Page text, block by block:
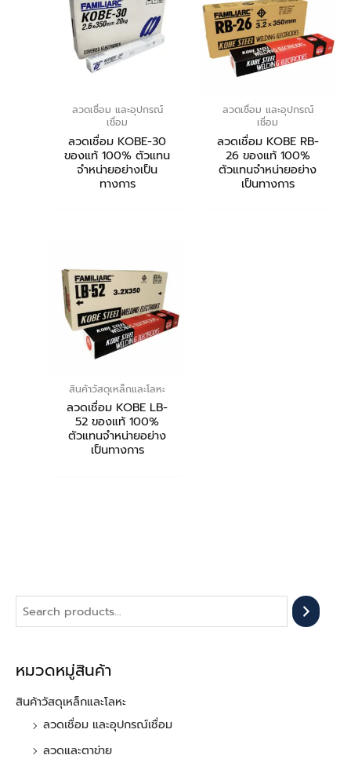
หมวดหมู่สินค้า
สินค้าวัสดุเหล็กและโลหะ
ลวดเชื่อม และอุปกรณ์เชื่อม
ลวดและตาข่าย
ลวดเชื่อม และอุปกรณ์
เชื่อม
ลวดเชื่อม KOBE-30
ของแท้ 100% ตัวแทน
จำหน่ายอย่างเป็น
ทางการ
ลวดเชื่อม และอุปกรณ์
เชื่อม
ลวดเชื่อม KOBE RB-
26 ของแท้ 100%
ตัวแทนจำหน่ายอย่าง
เป็นทางการ
สินค้าวัสดุเหล็กและโลหะ
ลวดเชื่อม KOBE LB-
52 ของแท้ 100%
ตัวแทนจำหน่ายอย่าง
เป็นทางการ